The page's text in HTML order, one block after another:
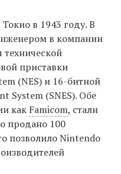
в 1943 году. В
в компании
приставки
(NES) и 16-битной
System (SNES). Обе
как Famicom, стали
продано 100
позволило Nintendo